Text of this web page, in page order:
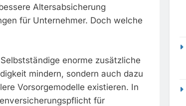
Altersabsicherung
für Unternehmer. Doch welche
enorme zusätzliche
mindern, sondern auch dazu
Vorsorgemodelle existieren. In
für